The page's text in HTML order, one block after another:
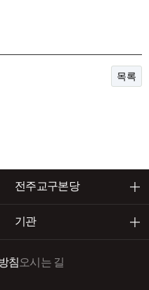
목록
전주교구본당
기관
침오시는 길